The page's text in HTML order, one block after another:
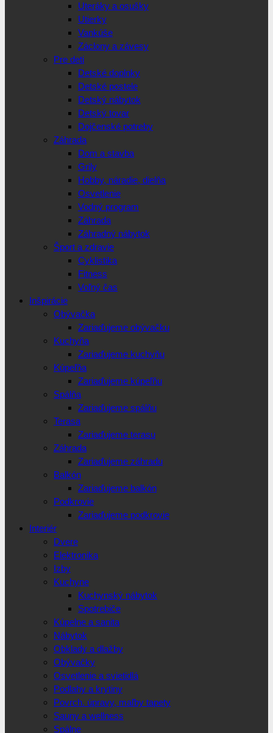
Uteráky a osušky
Utierky
Vankúše
Záclony a závesy
Pre deti
Detské doplnky
Detské postele
Detský nábytok
Detský tovar
Dojčenské potreby
Záhrada
Dom a stavba
Grily
Hobby, náradie, dielňa
Osvetlenie
Vodný program
Záhrada
Záhradný nábytok
Šport a zdravie
Cyklistika
Fitness
Voľný čas
Inšpirácie
Obývačka
Zariaďujeme obývačku
Kuchyňa
Zariaďujeme kuchyňu
Kúpeľňa
Zariaďujeme kúpeľňu
Spálňa
Zariaďujeme spálňu
Terasa
Zariaďujeme terasu
Záhrada
Zariaďujeme záhradu
Balkón
Zariaďujeme balkón
Podkrovie
Zariaďujeme podkrovie
Interiér
Dvere
Elektronika
Izby
Kuchyne
Kuchynský nábytok
Spotrebiče
Kúpelne a sanita
Nábytok
Obklady a dlažby
Obývačky
Osvetlenie a svietidlá
Podlahy a krytiny
Povrch. úpravy, maľby tapety
Sauny a wellness
Spálne